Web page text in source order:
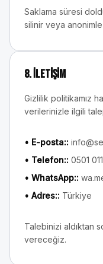
Saklama süresi
silinir veya
8. İletişim
Gizlilik politikamız
verilerinizle ilgili
• E-posta::
• Telefon:: 0501
• WhatsApp::
• Adres:: Türkiye
Talebinizi aldıktan
vereceğiz.